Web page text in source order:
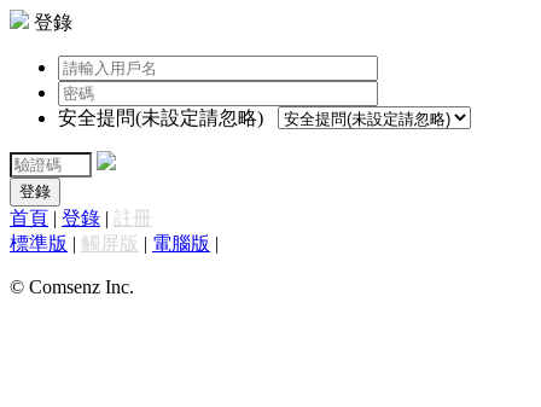
登錄
安全提問(未設定請忽略)
登錄
首頁 | 登錄 | 註冊
標準版 | 觸屏版 | 電腦版 |
© Comsenz Inc.